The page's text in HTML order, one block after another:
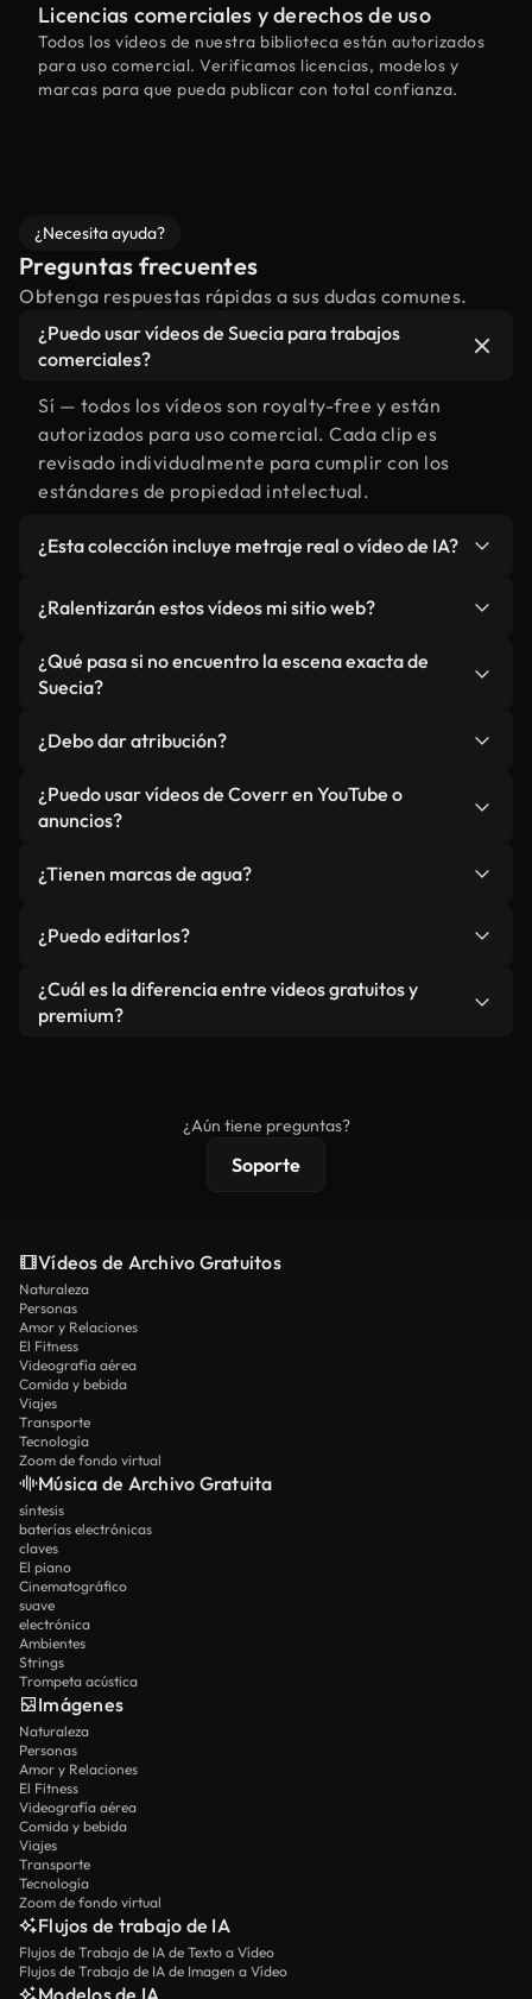
Licencias comerciales y derechos de uso
Todos los vídeos de nuestra biblioteca están autorizados
para uso comercial. Verificamos licencias, modelos y
marcas para que pueda publicar con total confianza.
¿Necesita ayuda?
Preguntas frecuentes
Obtenga respuestas rápidas a sus dudas comunes.
¿Puedo usar vídeos de Suecia para trabajos
comerciales?
Sí — todos los vídeos son royalty-free y están
autorizados para uso comercial. Cada clip es
revisado individualmente para cumplir con los
estándares de propiedad intelectual.
¿Esta colección incluye metraje real o vídeo de IA?
relacionado con Suecia y vídeos generados por IA.
Todo está claramente etiquetado.
¿Ralentizarán estos vídeos mi sitio web?
No si selecciona nuestras versiones optimizadas
para web, diseñadas específicamente para uso de
métricas como LCP.
¿Qué pasa si no encuentro la escena exacta de
Suecia?
Studio. Describe la escena, como "Suecia al
atardecer", y la IA la generará en segundos
conforme a nuestros estándares.
¿Debo dar atribución?
No es necesario. Todos los vídeos en nuestra
biblioteca son royalty-free, aunque siempre se
¿Puedo usar vídeos de Coverr en YouTube o
anuncios?
monetizados y anuncios, siempre que no se
independiente.
¿Tienen marcas de agua?
agua. Obtendrá metraje limpio y listo para usar en
cada descarga.
¿Puedo editarlos?
Sí. Eres libre de recortar o mezclar nuestros
vídeos. Solo asegúrese de que el producto final no
¿Cuál es la diferencia entre videos gratuitos y
premium?
protecciones de licencia extendidas.
¿Aún tiene preguntas?
Soporte
Vídeos de Archivo Gratuitos
Naturaleza
Personas
Amor y Relaciones
El Fitness
Videografía aérea
Comida y bebida
Viajes
Transporte
Tecnología
Zoom de fondo virtual
Música de Archivo Gratuita
síntesis
baterías electrónicas
claves
El piano
Cinematográfico
suave
electrónica
Ambientes
Strings
Trompeta acústica
Imágenes
Naturaleza
Personas
Amor y Relaciones
El Fitness
Videografía aérea
Comida y bebida
Viajes
Transporte
Tecnología
Zoom de fondo virtual
Flujos de trabajo de IA
Flujos de Trabajo de IA de Texto a Vídeo
Flujos de Trabajo de IA de Imagen a Vídeo
Modelos de IA